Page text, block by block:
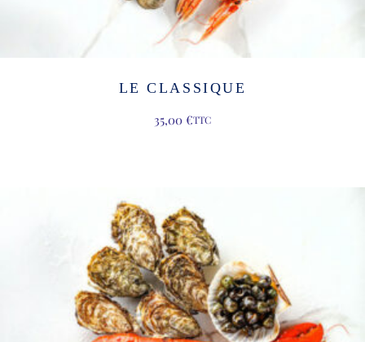
LE CLASSIQUE
35,00 €TTC